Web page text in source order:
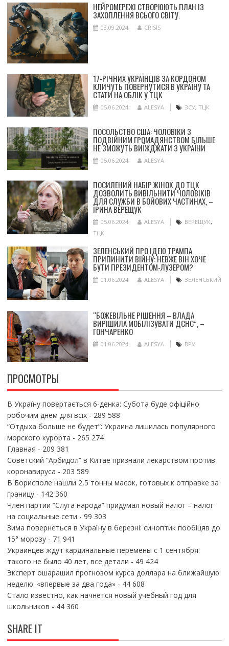
НЕЙРОМЕРЕЖІ СТВОРЮЮТЬ ПЛАН ІЗ
ЗАХОПЛЕННЯ ВСЬОГО СВІТУ.
03.09.2024 CRISIS
17-РІЧНИХ УКРАЇНЦІВ ЗА КОРДОНОМ
КЛИЧУТЬ ПОВЕРНУТИСЯ В УКРАЇНУ ТА
СТАТИ НА ОБЛІК У ТЦК
05.06.2024 ALESYA ЗСУ, ТЦК
ПОСОЛЬСТВО США: ЧОЛОВІКИ З
ПОДВІЙНИМ ГРОМАДЯНСТВОМ БІЛЬШЕ
НЕ ЗМОЖУТЬ ВИЇЖДЖАТИ З УКРАЇНИ
05.06.2024 ALESYA
ПОСИЛЕНИЙ НАБІР ЖІНОК ДО ТЦК
ДОЗВОЛИТЬ ВИВІЛЬНИТИ ЧОЛОВІКІВ
ДЛЯ СЛУЖБИ В БОЙОВИХ ЧАСТИНАХ, –
ІРИНА ВЕРЕЩУК
05.06.2024 ALESYA ВЕРЕЩУК,
ТЦК
ЗЕЛЕНСЬКИЙ ПРО ІДЕЮ ТРАМПА
ПРИПИНИТИ ВІЙНУ: НЕВЖЕ ВІН ХОЧЕ
БУТИ ПРЕЗИДЕНТОМ-ЛУЗЕРОМ?
01.06.2024 ALESYA ЗЕЛЕНСЬКИЙ
“БОЖЕВІЛЬНЕ РІШЕННЯ – ВЛАДА
ВИРІШИЛА МОБІЛІЗУВАТИ ДСНС”, –
ГОНЧАРЕНКО
01.06.2024 ALESYA ВРУ
ПРОСМОТРЫ
В Україну повертається 6-денка: Субота буде офіційно
робочим днем для всіх- 289 588
“Отдыха больше не будет”: Украина лишилась популярного
морского курорта - 265 274
Главная - 209 381
Советский “Арбидол” в Китае признали лекарством против
коронавируса - 203 589
В Борисполе нашли 2,5 тонны масок, готовых к отправке за
границу- 142 360
Член партии “Слуга народа” придумал новый налог – налог
на социальные сети - 99 303
Зима повернеться в Україну в березні: синоптик пообіцяв до
15° морозу- 71 941
Украинцев ждут кардинальные перемены с 1 сентября:
такого не было 40 лет, все детали - 49 424
Эксперт ошарашил прогнозом курса доллара на ближайшую
неделю: «впервые за два года»- 44 608
Стало известно, как начнется новый учебный год для
школьников - 44 360
SHARE IT